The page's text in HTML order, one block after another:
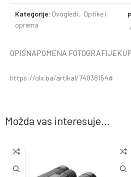
Kategorije: Dvogledi , Optike i
oprema
OPISNAPOMENA FOTOGRAFIJE
https://olx.ba/artikal/74038154#
Možda vas interesuje...